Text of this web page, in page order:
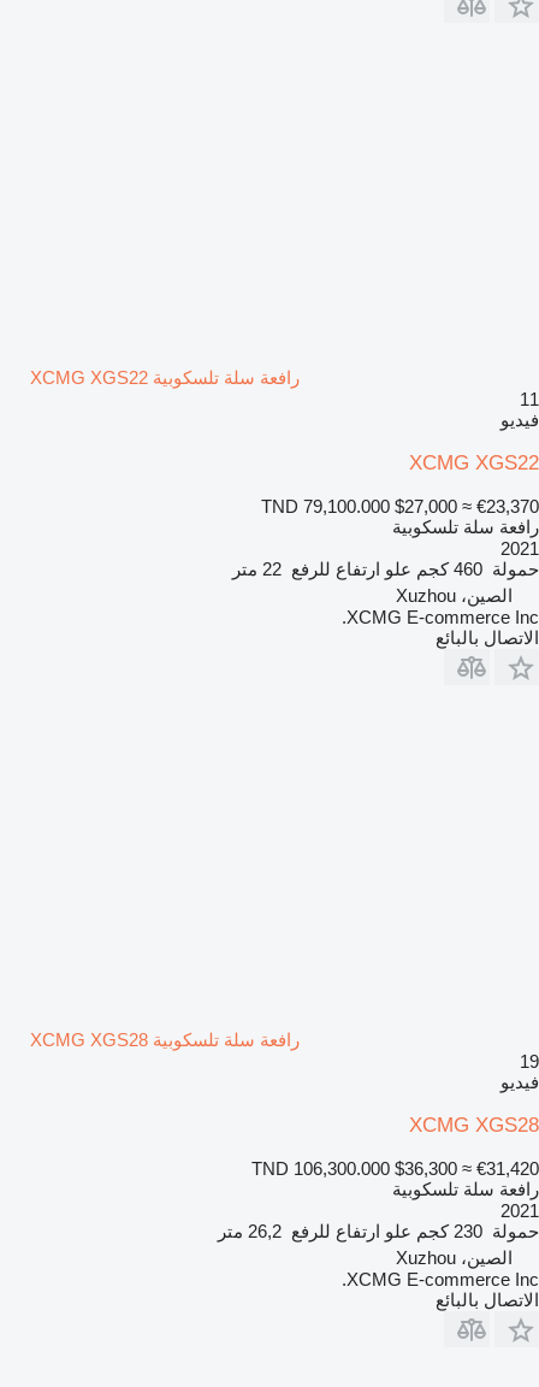
رافعة سلة تلسكوبية XCMG XGS22
11
فيديو
XCMG XGS22
TND 79,100.000 $27,000 ≈ €23,370
رافعة سلة تلسكوبية
2021
حمولة 460 كجم علو ارتفاع للرفع 22 متر
الصين، Xuzhou
XCMG E-commerce Inc.
الاتصال بالبائع
رافعة سلة تلسكوبية XCMG XGS28
19
فيديو
XCMG XGS28
TND 106,300.000 $36,300 ≈ €31,420
رافعة سلة تلسكوبية
2021
حمولة 230 كجم علو ارتفاع للرفع 26,2 متر
الصين، Xuzhou
XCMG E-commerce Inc.
الاتصال بالبائع